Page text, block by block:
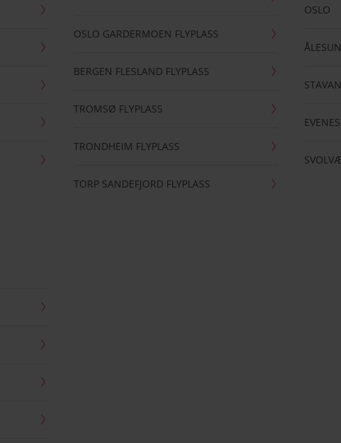
OSLO GARDERMOEN FLYPLASS
BERGEN FLESLAND FLYPLASS
TROMSØ FLYPLASS
TRONDHEIM FLYPLASS
TORP SANDEFJORD FLYPLASS
OSLO
EVENES